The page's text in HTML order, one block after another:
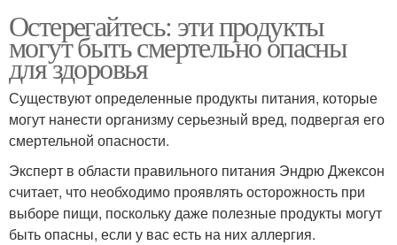
Остерегайтесь: эти продукты
могут быть смертельно опасны
для здоровья
Существуют определенные продукты питания, которые
могут нанести организму серьезный вред, подвергая его
смертельной опасности.
Эксперт в области правильного питания Эндрю Джексон
считает, что необходимо проявлять осторожность при
выборе пищи, поскольку даже полезные продукты могут
быть опасны, если у вас есть на них аллергия.